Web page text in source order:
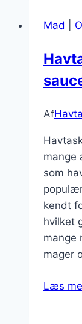
Mad
Af
mange
som
kendt
hvilket
mange
mager
Læs